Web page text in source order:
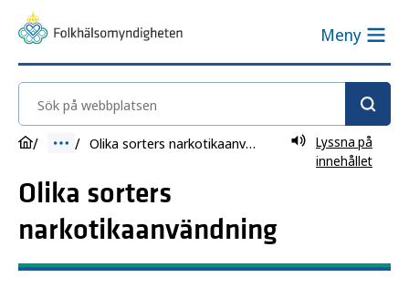
Meny
Sök på webbplatsen
Olika sorters narkotikaanvändning
Lyssna på
innehållet
Olika sorters
narkotikaanvändning